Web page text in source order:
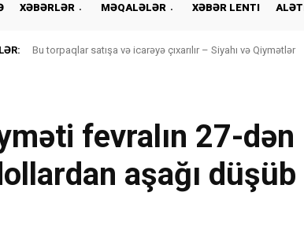
XƏBƏRLƏR MƏQALƏLƏR XƏBƏR LENTI
Bu torpaqlar satışa və icarəyə çıxarılır – Siyahı və Qiymətlər
fevralın 27-dən
aşağı düşüb